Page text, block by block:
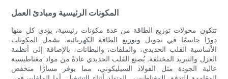
المكونات الرئيسية ومبادئ العمل
تتكون محولات توزيع الطاقة من عدة مكونات رئيسية، يؤدي كل منها
دورًا حاسمًا في تحويل وتوزيع الطاقة الكهربائية. تشمل المكونات
الأساسية القلب الحديدي، والملفات، والبطانات، بالإضافة إلى أنظمة
العزل والتبريد المختلفة. يُصنع القلب الحديدي عادةً من مواد مغناطيسية
عالية الجودة مثل الفولاذ السيليكوني، مما يوفر مسارًا منخفض